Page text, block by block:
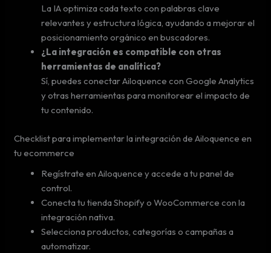
La IA optimiza cada texto con palabras clave
relevantes y estructura lógica, ayudando a mejorar el
posicionamiento orgánico en buscadores.
¿La integración es compatible con otras
herramientas de analítica?
Sí, puedes conectar Ailoquence con Google Analytics
y otras herramientas para monitorear el impacto de
tu contenido.
Checklist para implementar la integración de Ailoquence en
tu ecommerce
Regístrate en Ailoquence y accede a tu panel de
control.
Conecta tu tienda Shopify o WooCommerce con la
integración nativa.
Selecciona productos, categorías o campañas a
automatizar.